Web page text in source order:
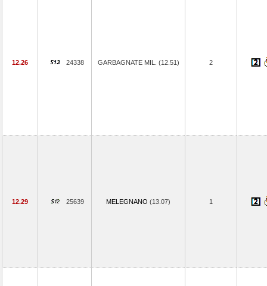
12.26 24338 GARBAGNATE MIL. (12.51) 2
12.29 25639 MELEGNANO (13.07) 1